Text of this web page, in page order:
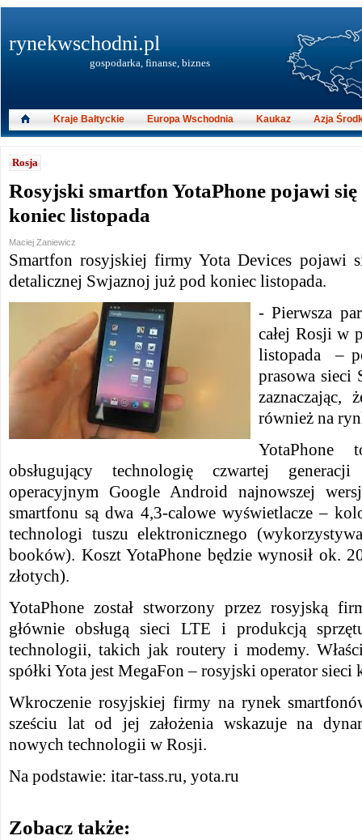
Rosja
Rosyjski smartfon YotaPhone pojawi
koniec listopada
Maciej Zaniewicz
Smartfon rosyjskiej firmy Yota Devices pojawi
detalicznej Swjaznoj już pod koniec listopada.
- Pierwsza
całej Rosji w
listopada –
prasowa sieci
zaznaczając,
również na
YotaPhone
obsługujący technologię czwartej
operacyjnym Google Android najnowszej
smartfonu są dwa 4,3-calowe wyświetlacze –
technologi tuszu elektronicznego
booków). Koszt YotaPhone będzie wynosił ok.
złotych).
YotaPhone został stworzony przez rosyjską
głównie obsługą sieci LTE i produkcją
technologii, takich jak routery i modemy.
spółki Yota jest MegaFon – rosyjski operator sieci
Wkroczenie rosyjskiej firmy na rynek
sześciu lat od jej założenia wskazuje na
nowych technologii w Rosji.
Na podstawie: itar-tass.ru, yota.ru
Zobacz także:
rynekwschodni.pl
gospodarka, finanse, biznes
Kraje Bałtyckie Europa Wschodnia Kaukaz Azja